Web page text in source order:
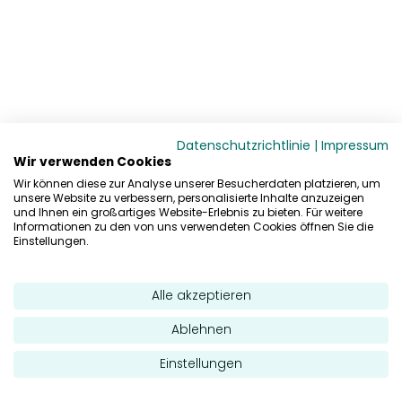
Datenschutzrichtlinie | Impressum
Wir verwenden Cookies
Wir können diese zur Analyse unserer Besucherdaten platzieren, um
unsere Website zu verbessern, personalisierte Inhalte anzuzeigen
und Ihnen ein großartiges Website-Erlebnis zu bieten. Für weitere
Informationen zu den von uns verwendeten Cookies öffnen Sie die
Einstellungen.
Alle akzeptieren
Ablehnen
Einstellungen